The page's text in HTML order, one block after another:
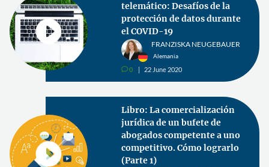
telemático: Desafíos de la
protección de datos durante
el COVID-19
FRANZISKA NEUGEBAUER
Alemania
v0 22 June 2020
Libro: La comercialización
jurídica de un bufete de
abogados competente a uno
competitivo. Cómo lograrlo
(Parte 1)